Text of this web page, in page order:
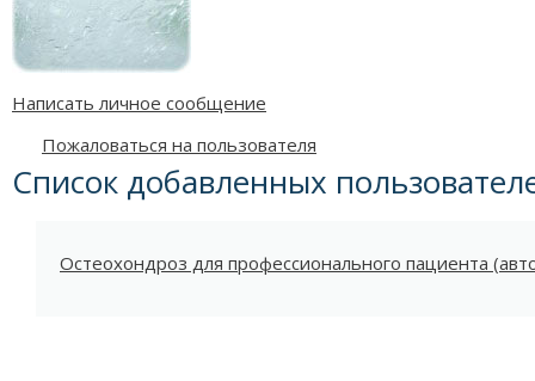
Написать личное сообщение
Пожаловаться на пользователя
Список добавленных
Остеохондроз для профессионального пациента